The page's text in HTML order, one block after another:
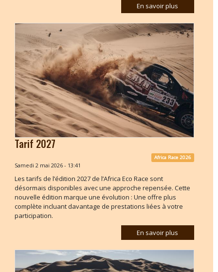
En savoir plus
Tarif 2027
Africa Race 2026
Samedi 2 mai 2026 - 13:41
Les tarifs de l’édition 2027 de l’Africa Eco Race sont
désormais disponibles avec une approche repensée. Cette
nouvelle édition marque une évolution : Une offre plus
complète incluant davantage de prestations liées à votre
participation.
En savoir plus